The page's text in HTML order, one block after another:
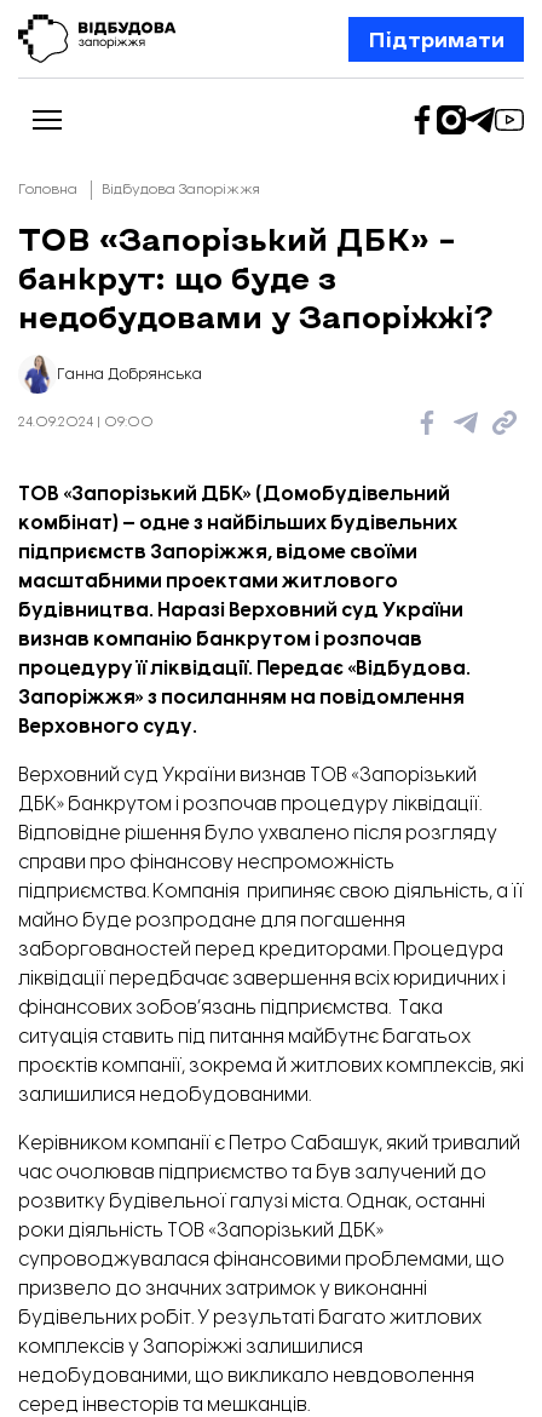
Підтримати
Новини
Відбудова Запоріжжя
Ексклюзив
Бізнес
Шлях додому
Відбудова. Життя
Про нас
Головна Відбудова Запоріжжя
ТОВ «Запорізький ДБК» –
банкрут: що буде з
недобудовами у Запоріжжі?
Ганна Добрянська
24.09.2024 | 09:00
ТОВ «Запорізький ДБК» (Домобудівельний
комбінат) — одне з найбільших будівельних
підприємств Запоріжжя, відоме своїми
масштабними проектами житлового
будівництва. Наразі Верховний суд України
визнав компанію банкрутом і розпочав
процедуру її ліквідації. Передає «Відбудова.
Запоріжжя» з посиланням на повідомлення
Верховного суду.
Верховний суд України визнав ТОВ «Запорізький
ДБК» банкрутом і розпочав процедуру ліквідації.
Відповідне рішення було ухвалено після розгляду
справи про фінансову неспроможність
підприємства. Компанія припиняє свою діяльність, а її
майно буде розпродане для погашення
заборгованостей перед кредиторами. Процедура
ліквідації передбачає завершення всіх юридичних і
фінансових зобов’язань підприємства. Така
ситуація ставить під питання майбутнє багатьох
проєктів компанії, зокрема й житлових комплексів, які
залишилися недобудованими.
Керівником компанії є Петро Сабашук, який тривалий
час очолював підприємство та був залучений до
розвитку будівельної галузі міста. Однак, останні
роки діяльність ТОВ «Запорізький ДБК»
супроводжувалася фінансовими проблемами, що
призвело до значних затримок у виконанні
будівельних робіт. У результаті багато житлових
комплексів у Запоріжжі залишилися
недобудованими, що викликало невдоволення
серед інвесторів та мешканців.